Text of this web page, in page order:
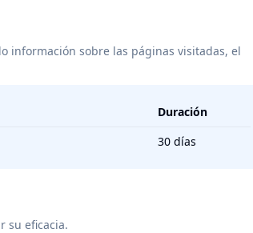
información sobre las páginas visitadas, el
Duración
30 días
su eficacia.